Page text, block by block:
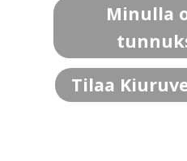
Minulla
Tilaa